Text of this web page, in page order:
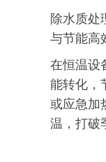
除水质处
与节能高
在恒温设
能转化，
或应急加
温，打破